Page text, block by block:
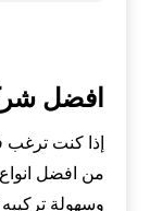
افضل
إذا كنت ترغب
من افضل انواع
وسهولة